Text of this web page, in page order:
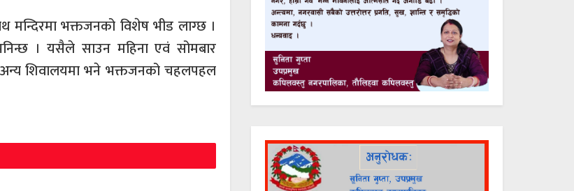
मन्दिरमा भक्तजनको विशेष भीड लाग्छ ।
। यसैले साउन महिना एवं सोमबार
अन्य शिवालयमा भने भक्तजनको चहलपहल